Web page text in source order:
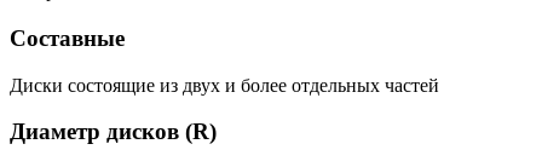
Составные
Диски состоящие из двух и более отдельных частей
Диаметр дисков (R)